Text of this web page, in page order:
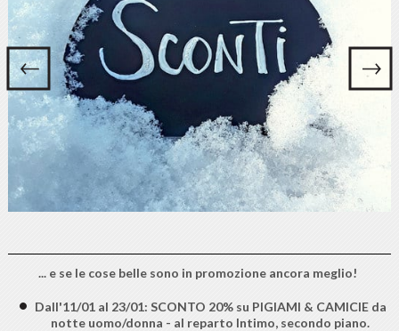
... e se le cose belle sono in promozione ancora meglio!
Dall'11/01 al 23/01: SCONTO 20% su PIGIAMI & CAMICIE da
notte uomo/donna - al reparto Intimo, secondo piano.